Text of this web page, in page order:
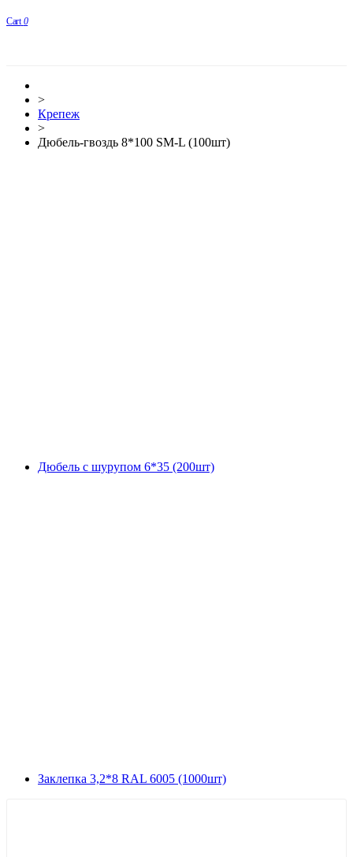
Cart 0
>
Крепеж
>
Дюбель-гвоздь 8*100 SM-L (100шт)
Дюбель с шурупом 6*35 (200шт)
Заклепка 3,2*8 RAL 6005 (1000шт)